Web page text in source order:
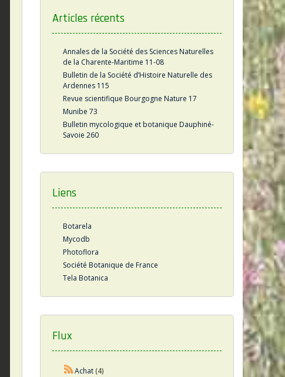
Articles récents
Annales de la Société des Sciences Naturelles
de la Charente-Maritime 11-08
Bulletin de la Société d’Histoire Naturelle des
Ardennes 115
Revue scientifique Bourgogne Nature 17
Munibe 73
Bulletin mycologique et botanique Dauphiné-
Savoie 260
Liens
Botarela
Mycodb
Photoflora
Société Botanique de France
Tela Botanica
Flux
Achat (4)